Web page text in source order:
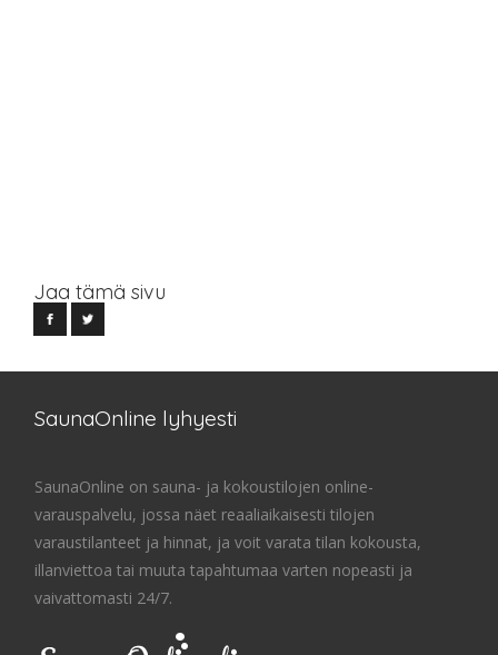
Jaa tämä sivu
SaunaOnline lyhyesti
SaunaOnline on sauna- ja kokoustilojen online-
varauspalvelu, jossa näet reaaliaikaisesti tilojen
varaustilanteet ja hinnat, ja voit varata tilan kokousta,
illanviettoa tai muuta tapahtumaa varten nopeasti ja
vaivattomasti 24/7.